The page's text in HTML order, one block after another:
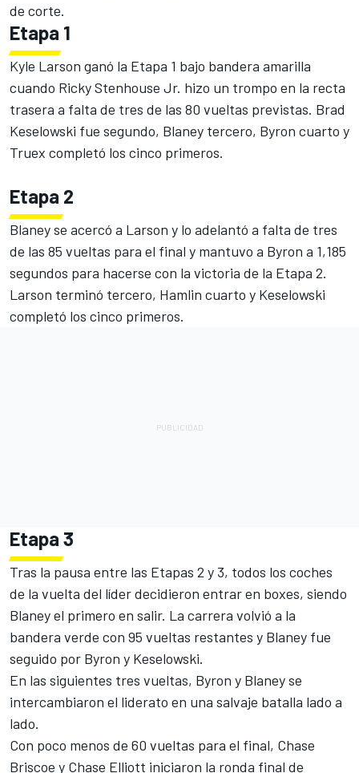
de corte.
Etapa 1
Kyle Larson ganó la Etapa 1 bajo bandera amarilla
cuando Ricky Stenhouse Jr. hizo un trompo en la recta
trasera a falta de tres de las 80 vueltas previstas. Brad
Keselowski fue segundo, Blaney tercero, Byron cuarto y
Truex completó los cinco primeros.
Etapa 2
Blaney se acercó a Larson y lo adelantó a falta de tres
de las 85 vueltas para el final y mantuvo a Byron a 1,185
segundos para hacerse con la victoria de la Etapa 2.
Larson terminó tercero, Hamlin cuarto y Keselowski
completó los cinco primeros.
Etapa 3
Tras la pausa entre las Etapas 2 y 3, todos los coches
de la vuelta del líder decidieron entrar en boxes, siendo
Blaney el primero en salir. La carrera volvió a la
bandera verde con 95 vueltas restantes y Blaney fue
seguido por Byron y Keselowski.
En las siguientes tres vueltas, Byron y Blaney se
intercambiaron el liderato en una salvaje batalla lado a
lado.
Con poco menos de 60 vueltas para el final, Chase
Briscoe y Chase Elliott iniciaron la ronda final de